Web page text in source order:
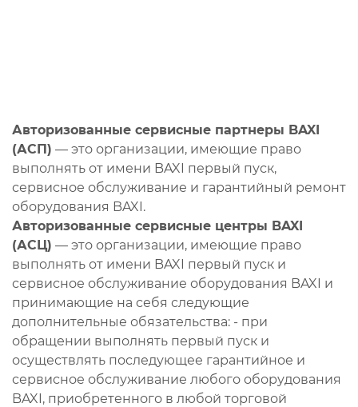
Авторизованные сервисные партнеры BAXI
(АСП) — это организации, имеющие право
выполнять от имени BAXI первый пуск,
сервисное обслуживание и гарантийный ремонт
оборудования BAXI.
Авторизованные сервисные центры BAXI
(АСЦ) — это организации, имеющие право
выполнять от имени BAXI первый пуск и
сервисное обслуживание оборудования BAXI и
принимающие на себя следующие
дополнительные обязательства: - при
обращении выполнять первый пуск и
осуществлять последующее гарантийное и
сервисное обслуживание любого оборудования
BAXI, приобретенного в любой торговой